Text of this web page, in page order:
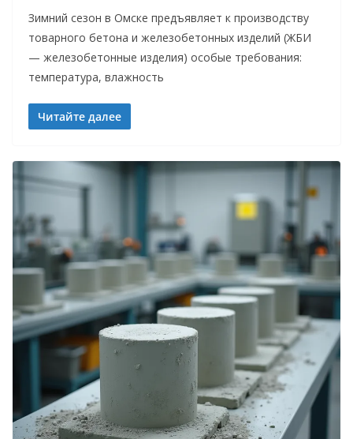
Зимний сезон в Омске предъявляет к производству
товарного бетона и железобетонных изделий (ЖБИ
— железобетонные изделия) особые требования:
температура, влажность
Читайте далее